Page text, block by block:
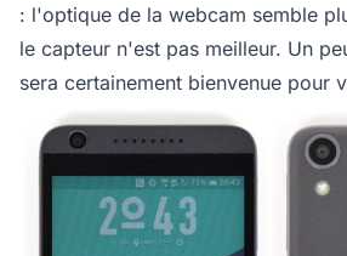
: l'optique de la webcam semble
le capteur n'est pas meilleur. Un
sera certainement bienvenue pour